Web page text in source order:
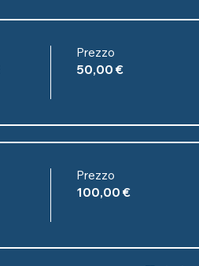
Prezzo
50,00 €
Prezzo
100,00 €